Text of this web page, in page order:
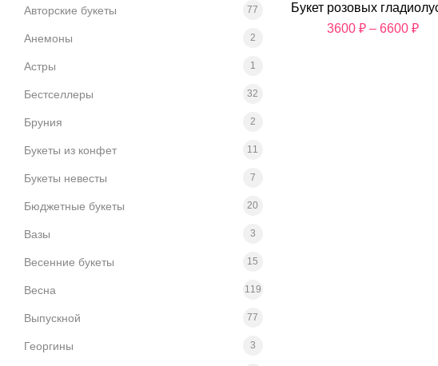
Авторские букеты 77
Анемоны 2
Астры 1
Бестселлеры 32
Бруния 2
Букеты из конфет 11
Букеты невесты 7
Бюджетные букеты 20
Вазы 3
Весенние букеты 15
Весна 119
Выпускной 77
Георгины 3
Букет розовых
3600₽ –6600₽